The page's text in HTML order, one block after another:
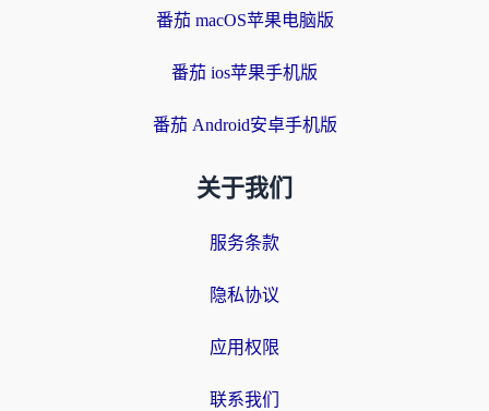
番茄 macOS苹果电脑版
番茄 ios苹果手机版
番茄 Android安卓手机版
关于我们
服务条款
隐私协议
应用权限
联系我们